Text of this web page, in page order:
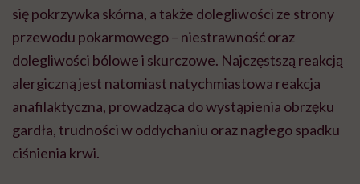
się pokrzywka skórna, a także dolegliwości ze strony
przewodu pokarmowego – niestrawność oraz
dolegliwości bólowe i skurczowe. Najczęstszą reakcją
alergiczną jest natomiast natychmiastowa reakcja
anafilaktyczna, prowadząca do wystąpienia obrzęku
gardła, trudności w oddychaniu oraz nagłego spadku
ciśnienia krwi.